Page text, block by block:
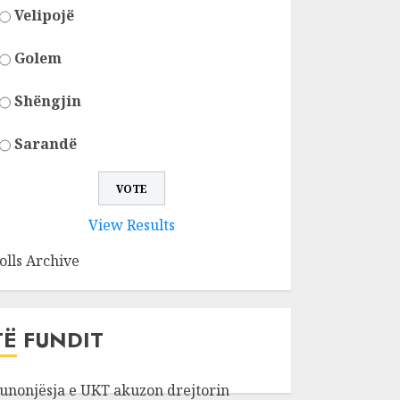
Velipojë
Golem
Shëngjin
Sarandë
View Results
Archive
FUNDIT
e UKT akuzon drejtorin